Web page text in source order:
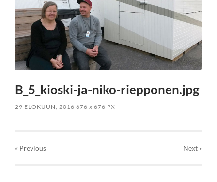
B_5_kioski-ja-niko-riepponen.jpg
29 ELOKUUN, 2016 676x 676 PX
« Previous Next»